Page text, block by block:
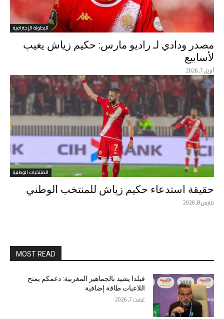
البطولة الإحترافية
مصدر ودادي لـ راديو مارس: حكيم زياش يغيب
لأسابيع
أبريل 7, 2026
المنتخبات الوطنية
حقيقة استدعاء حكيم زياش للمنتخب الوطني
مارس 8, 2026
MOST READ
فيلدا يشيد بالجماهير المغربية: دعمكم يمنح
اللاعبات طاقة إضافية
غشت 7, 2026